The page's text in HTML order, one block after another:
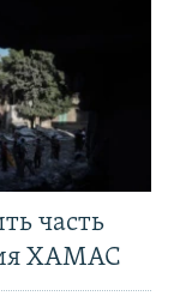
часть
ХАМАС